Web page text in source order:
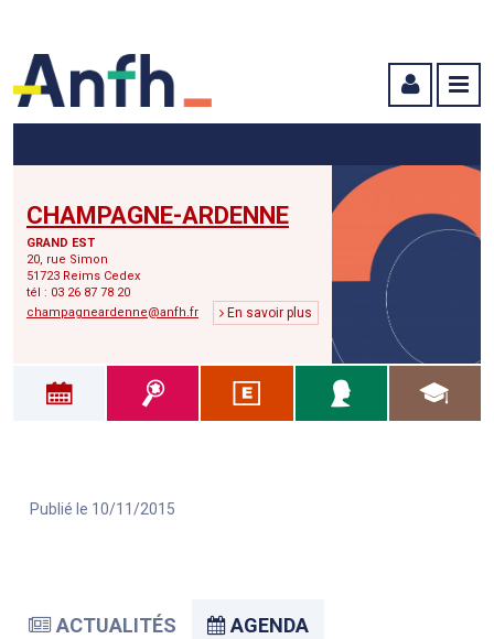
CHAMPAGNE-ARDENNE
GRAND EST
20, rue Simon
51723 Reims Cedex
tél : 03 26 87 78 20
champagneardenne@anfh.fr
En savoir plus
Publié le 10/11/2015
ACTUALITÉS AGENDA